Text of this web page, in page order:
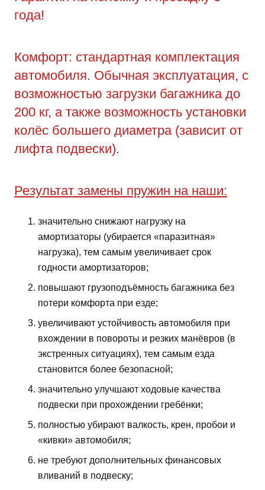
года!
Комфорт: стандартная комплектация
автомобиля. Обычная эксплуатация, с
возможностью загрузки багажника до
200 кг, а также возможность установки
колёс большего диаметра (зависит от
лифта подвески).
Результат замены пружин на наши:
значительно снижают нагрузку на
амортизаторы (убирается «паразитная»
нагрузка), тем самым увеличивает срок
годности амортизаторов;
повышают грузоподъёмность багажника без
потери комфорта при езде;
увеличивают устойчивость автомобиля при
вхождении в повороты и резких манёвров (в
экстренных ситуациях), тем самым езда
становится более безопасной;
значительно улучшают ходовые качества
подвески при прохождении гребёнки;
полностью убирают валкость, крен, пробои и
«кивки» автомобиля;
не требуют дополнительных финансовых
вливаний в подвеску;